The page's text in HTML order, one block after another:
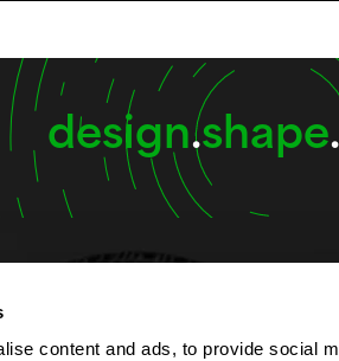
content and ads, to provide social
design.shape.